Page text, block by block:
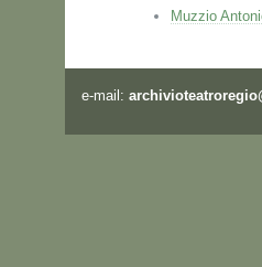
Muzzio
e-mail: